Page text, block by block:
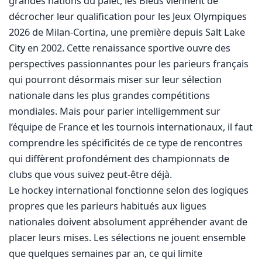
décrocher leur qualification pour les Jeux Olympiques
2026 de Milan-Cortina, une première depuis Salt Lake
City en 2002. Cette renaissance sportive ouvre des
perspectives passionnantes pour les parieurs français
qui pourront désormais miser sur leur sélection
nationale dans les plus grandes compétitions
mondiales. Mais pour parier intelligemment sur
l’équipe de France et les tournois internationaux, il faut
comprendre les spécificités de ce type de rencontres
qui diffèrent profondément des championnats de
clubs que vous suivez peut-être déjà.
Le hockey international fonctionne selon des logiques
propres que les parieurs habitués aux ligues
nationales doivent absolument appréhender avant de
placer leurs mises. Les sélections ne jouent ensemble
que quelques semaines par an, ce qui limite